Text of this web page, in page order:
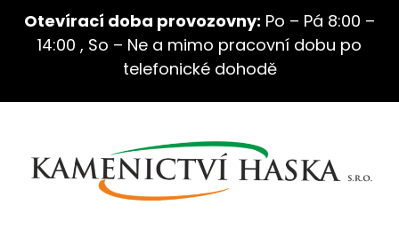
Otevírací doba provozovny: Po – Pá 8:00 –
14:00 , So – Ne a mimo pracovní dobu po
telefonické dohodě